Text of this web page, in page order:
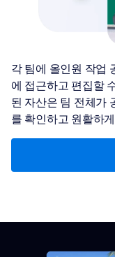
각 팀에 올인원 작업
에 접근하고 편집할
된 자산은 팀 전체가
를 확인하고 원활하